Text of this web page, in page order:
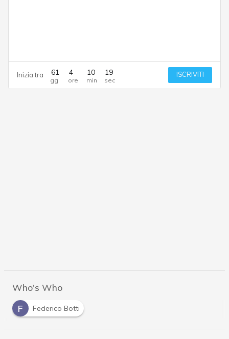
Inizia tra 61 4 10 18 ISCRIVITI
Who's Who
F
Federico Botti